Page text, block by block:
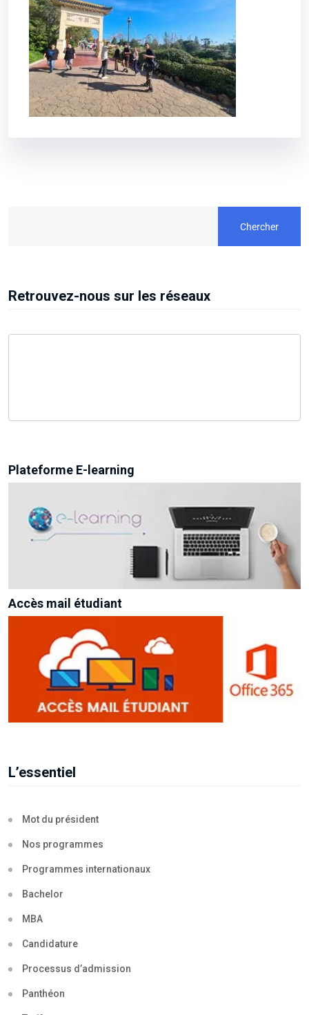
Chercher
Retrouvez-nous sur les réseaux
Plateforme E-learning
Accès mail étudiant
L’essentiel
Mot du président
Nos programmes
Programmes internationaux
Bachelor
MBA
Candidature
Processus d’admission
Panthéon